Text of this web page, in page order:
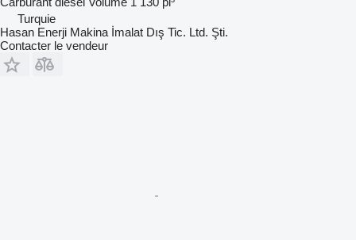
Turquie
Hasan Enerji Makina İmalat Dış Tic. Ltd. Şti.
Contacter le vendeur